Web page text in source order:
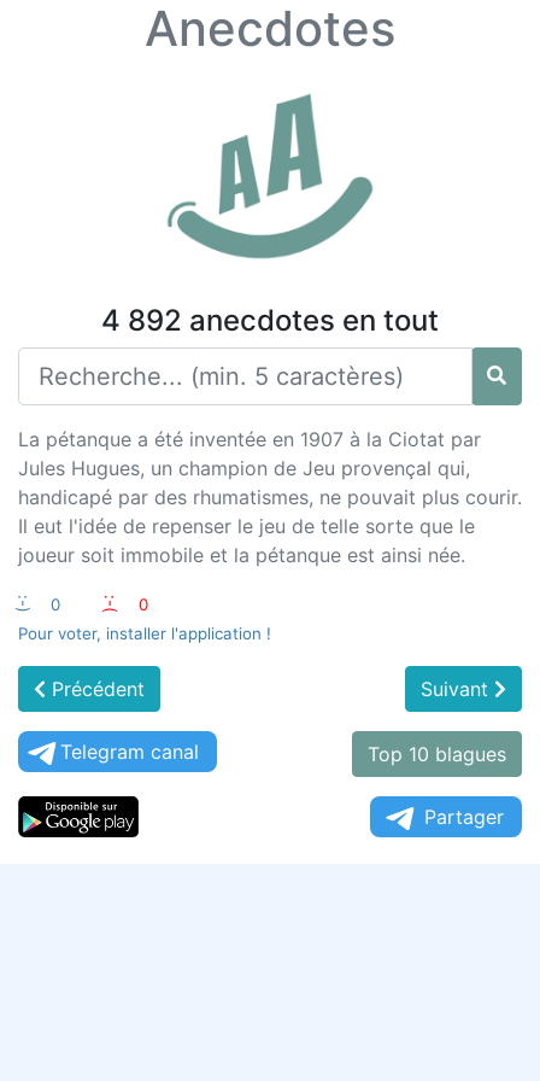
Anecdotes
4 892 anecdotes en tout
La pétanque a été inventée en 1907 à la Ciotat par
Jules Hugues, un champion de Jeu provençal qui,
handicapé par des rhumatismes, ne pouvait plus courir.
Il eut l'idée de repenser le jeu de telle sorte que le
joueur soit immobile et la pétanque est ainsi née.
:-) 0 :-(
0
Pour voter, installer l'application !
Précédent Suivant
Telegram canal Top 10 blagues
Partager